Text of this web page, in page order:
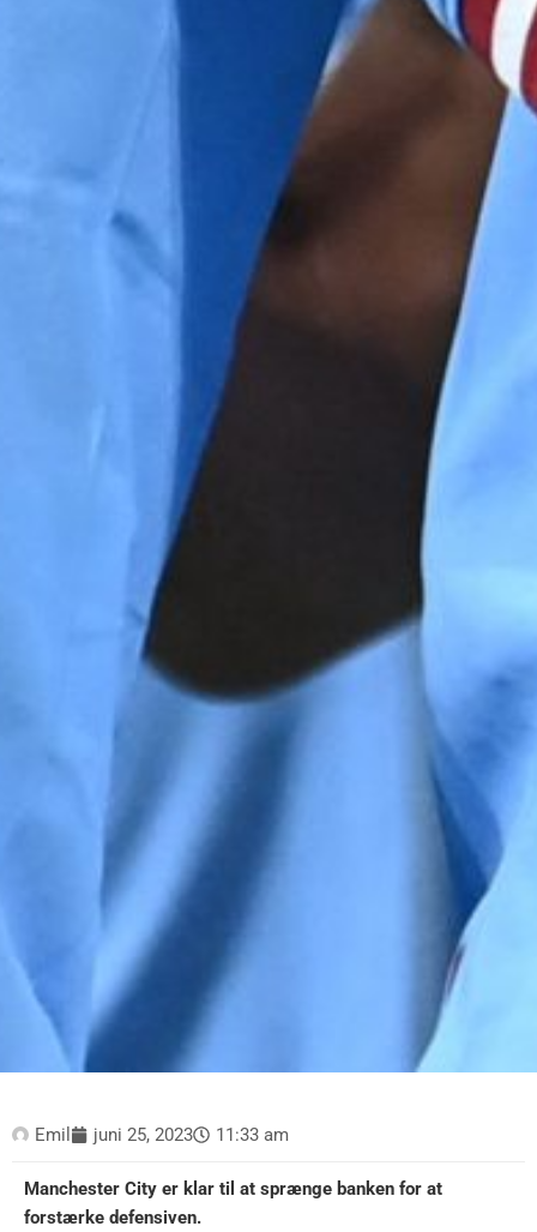
Emil juni 25, 2023 11:33 am
Manchester City er klar til at sprænge banken for at
forstærke defensiven.